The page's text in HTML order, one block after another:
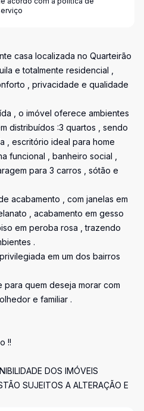
casa localizada no Quarteirão
e totalmente residencial ,
, privacidade e qualidade
, o imóvel oferece ambientes
distribuídos :3 quartos , sendo
, escritório ideal para home
funcional , banheiro social ,
para 3 carros , sótão e
acabamento , com janelas em
, acabamento em gesso
em peroba rosa , trazendo
.
em um dos bairros
quem deseja morar com
e familiar .
!!
DOS IMÓVEIS
SUJEITOS A ALTERAÇÃO E